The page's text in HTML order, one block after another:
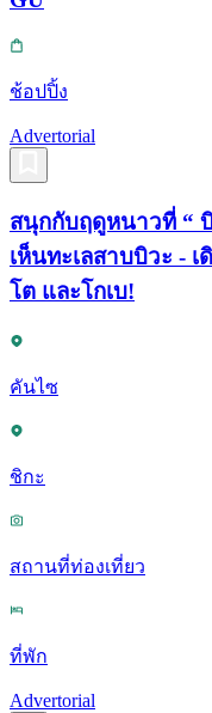
ช้อปปิ้ง
Advertorial
สนุกกับฤดูหนาวที่ “
เห็นทะเลสาบบิวะ -
โต และโกเบ!
คันไซ
ชิกะ
สถานที่ท่องเที่ยว
ที่พัก
Advertorial